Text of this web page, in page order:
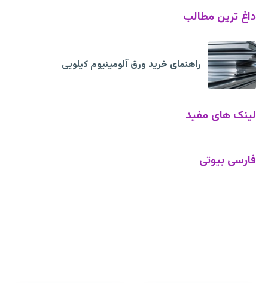
داغ ترین مطالب
راهنمای خرید ورق آلومینیوم کیلویی
لینک های مفید
فارسی بیوتی